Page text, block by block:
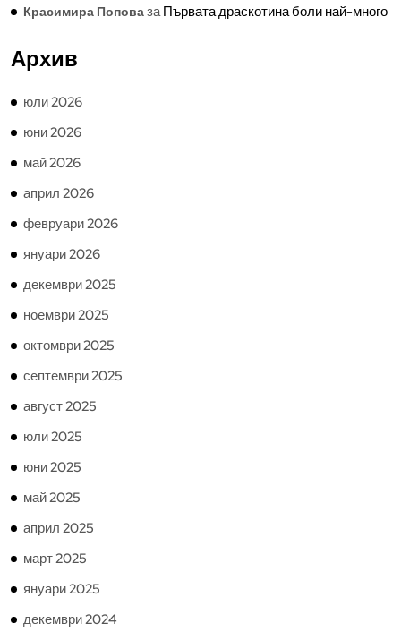
Красимира ПоповазаПървата драскотина боли най-много
Архив
юли 2026
юни 2026
май 2026
април 2026
февруари 2026
януари 2026
декември 2025
ноември 2025
октомври 2025
септември 2025
август 2025
юли 2025
юни 2025
май 2025
април 2025
март 2025
януари 2025
декември 2024